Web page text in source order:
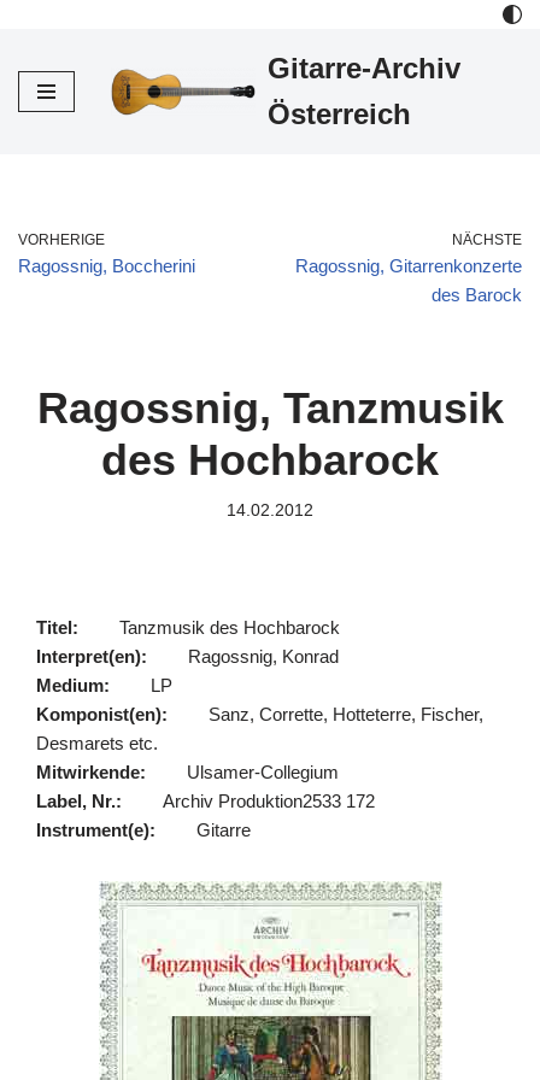
Inhalt
Gitarre-Archiv
Österreich
VORHERIGE
Ragossnig, Boccherini
NÄCHSTE
Ragossnig, Gitarrenkonzerte
des Barock
Ragossnig, Tanzmusik
des Hochbarock
14.02.2012
Titel:
Tanzmusik des Hochbarock
Interpret(en):
Ragossnig, Konrad
Medium:
LP
Komponist(en):
Sanz, Corrette, Hotteterre, Fischer,
Desmarets etc.
Mitwirkende:
Ulsamer-Collegium
Label, Nr.:
Archiv Produktion2533 172
Instrument(e):
Gitarre